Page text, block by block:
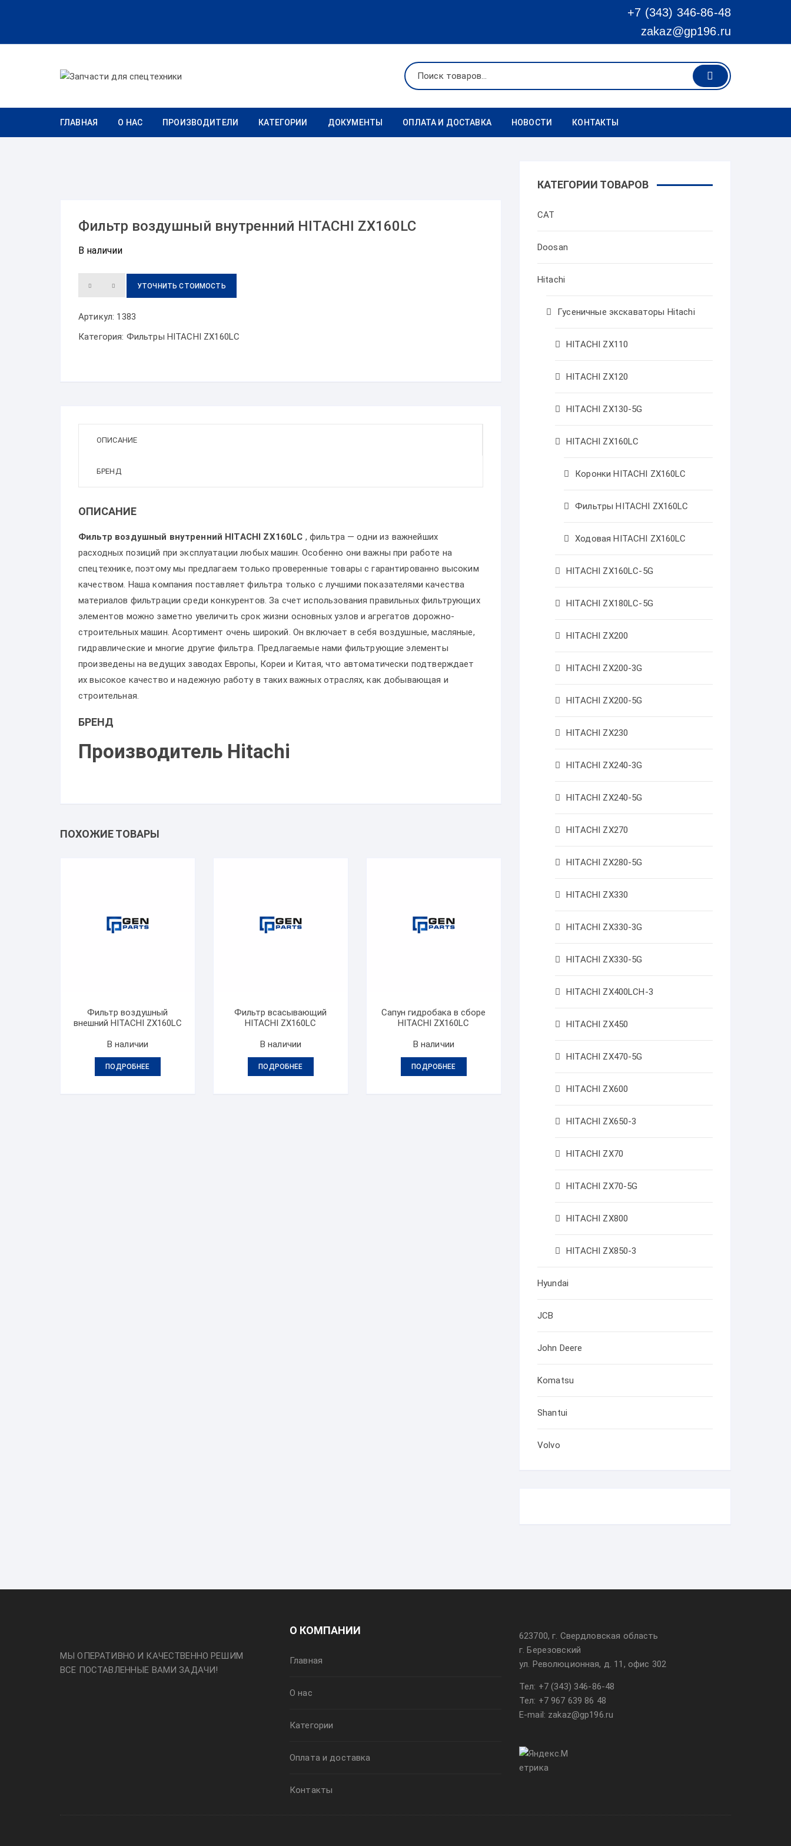
+7 (343) 346-86-48
zakaz@gp196.ru
ГЛАВНАЯ О НАС ПРОИЗВОДИТЕЛИ КАТЕГОРИИ ДОКУМЕНТЫ ОПЛАТА И ДОСТАВКА НОВОСТИ КОНТАКТЫ
Фильтр воздушный внутренний HITACHI ZX160LC
В наличии
УТОЧНИТЬ СТОИМОСТЬ
Артикул: 1383
Категория: Фильтры HITACHI ZX160LC
ОПИСАНИЕ
БРЕНД
ОПИСАНИЕ
Фильтр воздушный внутренний HITACHI ZX160LC , фильтра — одни из важнейших
расходных позиций при эксплуатации любых машин. Особенно они важны при работе на
спецтехнике, поэтому мы предлагаем только проверенные товары с гарантированно высоким
качеством. Наша компания поставляет фильтра только с лучшими показателями качества
материалов фильтрации среди конкурентов. За счет использования правильных фильтрующих
элементов можно заметно увеличить срок жизни основных узлов и агрегатов дорожно-
строительных машин. Асортимент очень широкий. Он включает в себя воздушные, масляные,
гидравлические и многие другие фильтра. Предлагаемые нами фильтрующие элементы
произведены на ведущих заводах Европы, Кореи и Китая, что автоматически подтверждает
их высокое качество и надежную работу в таких важных отраслях, как добывающая и
строительная.
БРЕНД
Производитель Hitachi
ПОХОЖИЕ ТОВАРЫ
Фильтр воздушный
внешний HITACHI ZX160LC
В наличии
ПОДРОБНЕЕ
Фильтр всасывающий
HITACHI ZX160LC
В наличии
ПОДРОБНЕЕ
Сапун гидробака в сборе
HITACHI ZX160LC
В наличии
ПОДРОБНЕЕ
КАТЕГОРИИ ТОВАРОВ
CAT
Doosan
Hitachi
Гусеничные экскаваторы Hitachi
HITACHI ZX110
HITACHI ZX120
HITACHI ZX130-5G
HITACHI ZX160LC
Коронки HITACHI ZX160LC
Фильтры HITACHI ZX160LC
Ходовая HITACHI ZX160LC
HITACHI ZX160LC-5G
HITACHI ZX180LC-5G
HITACHI ZX200
HITACHI ZX200-3G
HITACHI ZX200-5G
HITACHI ZX230
HITACHI ZX240-3G
HITACHI ZX240-5G
HITACHI ZX270
HITACHI ZX280-5G
HITACHI ZX330
HITACHI ZX330-3G
HITACHI ZX330-5G
HITACHI ZX400LCH-3
HITACHI ZX450
HITACHI ZX470-5G
HITACHI ZX600
HITACHI ZX650-3
HITACHI ZX70
HITACHI ZX70-5G
HITACHI ZX800
HITACHI ZX850-3
Hyundai
JCB
John Deere
Komatsu
Shantui
Volvo
МЫ ОПЕРАТИВНО И КАЧЕСТВЕННО РЕШИМ
ВСЕ ПОСТАВЛЕННЫЕ ВАМИ ЗАДАЧИ!
О КОМПАНИИ
Главная
О нас
Категории
Оплата и доставка
Контакты
623700, г. Свердловская область
г. Березовский
ул. Революционная, д. 11, офис 302
Тел: +7 (343) 346-86-48
Тел: +7 967 639 86 48
E-mail: zakaz@gp196.ru